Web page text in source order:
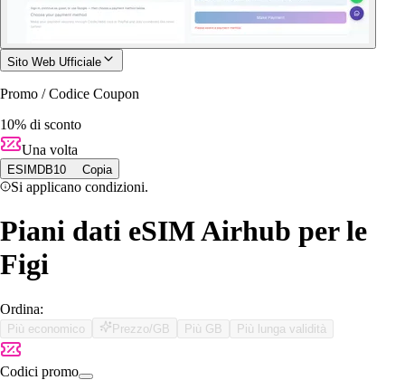
Sito Web Ufficiale
Promo / Codice Coupon
10% di sconto
Una volta
ESIMDB10 Copia
Si applicano condizioni.
Piani dati eSIM Airhub per le
Figi
Ordina:
Più economico Prezzo/GB Più GB Più lunga validità
Codici promo